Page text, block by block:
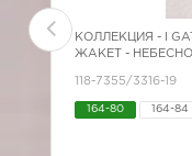
КОЛЛЕКЦИЯ -
I
ЖАКЕТ -
118-7355/3316-19
164-80 164-84